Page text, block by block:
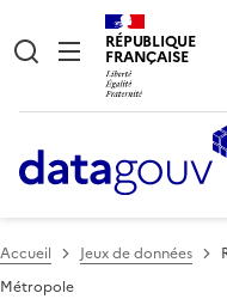
RÉPUBLIQUE
FRANÇAISE
Accueil Jeux de données
Métropole